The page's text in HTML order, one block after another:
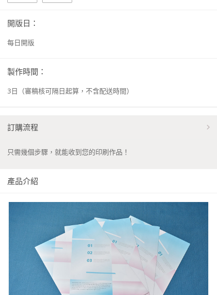
開版日：
每日開版
製作時間：
3日 （審稿核可隔日起算，不含配送時間）
訂購流程
只需幾個步驟，就能收到您的印刷作品！
產品介紹